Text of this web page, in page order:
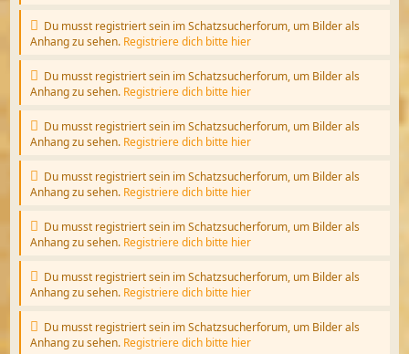
Du musst registriert sein im Schatzsucherforum, um Bilder als
Anhang zu sehen. Registriere dich bitte hier
Du musst registriert sein im Schatzsucherforum, um Bilder als
Anhang zu sehen. Registriere dich bitte hier
Du musst registriert sein im Schatzsucherforum, um Bilder als
Anhang zu sehen. Registriere dich bitte hier
Du musst registriert sein im Schatzsucherforum, um Bilder als
Anhang zu sehen. Registriere dich bitte hier
Du musst registriert sein im Schatzsucherforum, um Bilder als
Anhang zu sehen. Registriere dich bitte hier
Du musst registriert sein im Schatzsucherforum, um Bilder als
Anhang zu sehen. Registriere dich bitte hier
Du musst registriert sein im Schatzsucherforum, um Bilder als
Anhang zu sehen. Registriere dich bitte hier